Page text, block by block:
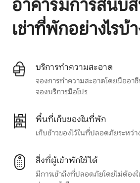
อาคารมีการสนับ
เช่าที่พักอย่างไรบ้
บริการทำความสะอาด
จองการทำความสะอาดโดยมืออา
จองบริการมือโปร
พื้นที่เก็บของในที่พัก
เก็บข้าวของไว้ในที่ปลอดภัยระหว่
สิ่งที่ผู้เข้าพักใช้ได้
มีการเข้าถึงที่ปลอดภัยโดยไม่ต้อง